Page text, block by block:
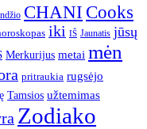
CHANI Cooks
iki IŠ Jaunatis jūsų
Merkurijus metai mėn
pritraukia rugsėjo
Tamsios užtemimas
Zodiako